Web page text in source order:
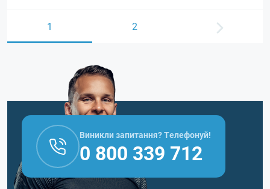
1 2
Виникли запитання? Телефонуй!
0 800 339 712